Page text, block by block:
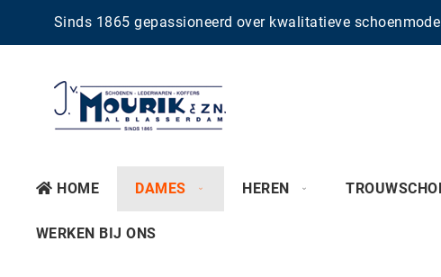
Sinds 1865 gepassioneerd over kwalitatieve schoenmode
HOME DAMES HEREN
WERKEN BIJ ONS